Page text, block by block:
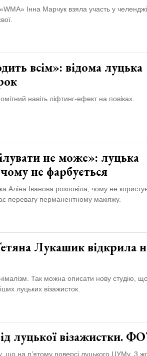
Інна Марчук взяла участь у челенджі
всім»: відома луцька
навіть ліфтинг-ефект на повіках.
не може»: луцька
не фарбується
Аліна Іванова розповіла, чому не
перевагу перманентному макіяжу.
Лукашик відкрила
Так можна описати нову студію, що
луцьких візажисток.
луцької візажистки.
що на п’ятому поверсі луцького ЦУМу, 3